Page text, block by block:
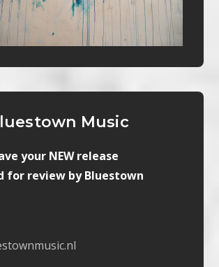
Music
your NEW release
for review by Bluestown